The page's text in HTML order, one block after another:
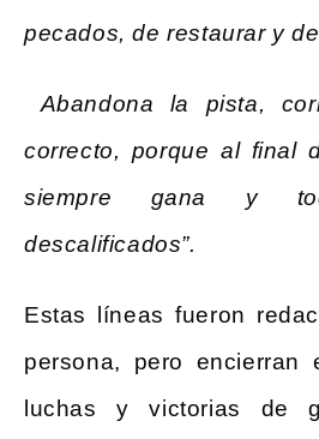
pecados, de restaurar y
Abandona la pista,
correcto, porque al final
siempre gana y
descalificados”.
Estas líneas fueron
persona, pero encierran
luchas y victorias de